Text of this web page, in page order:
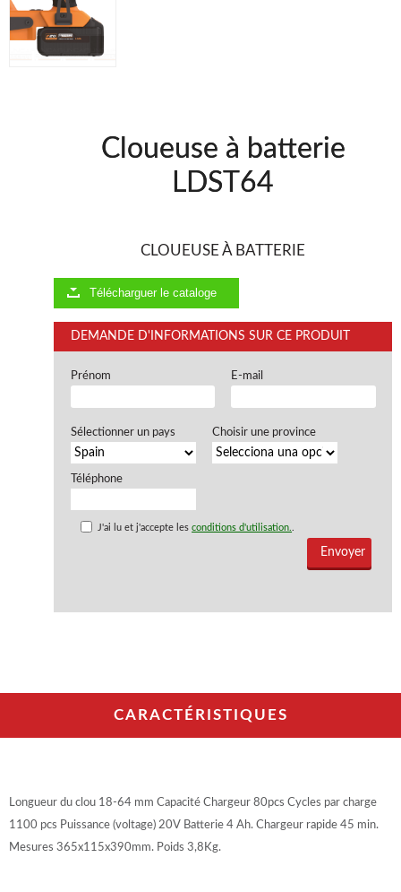
Cloueuse à batterie
LDST64
CLOUEUSE À BATTERIE
Télécharguer le cataloge
DEMANDE D'INFORMATIONS SUR CE PRODUIT
Prénom E-mail
Sélectionner un pays Choisir une province
Téléphone
J'ai lu et j'accepte lesconditions d'utilisation..
CARACTÉRISTIQUES
Longueur du clou 18-64 mm Capacité Chargeur 80pcs Cycles par charge
1100 pcs Puissance (voltage) 20V Batterie 4 Ah. Chargeur rapide 45 min.
Mesures 365x115x390mm. Poids 3,8Kg.